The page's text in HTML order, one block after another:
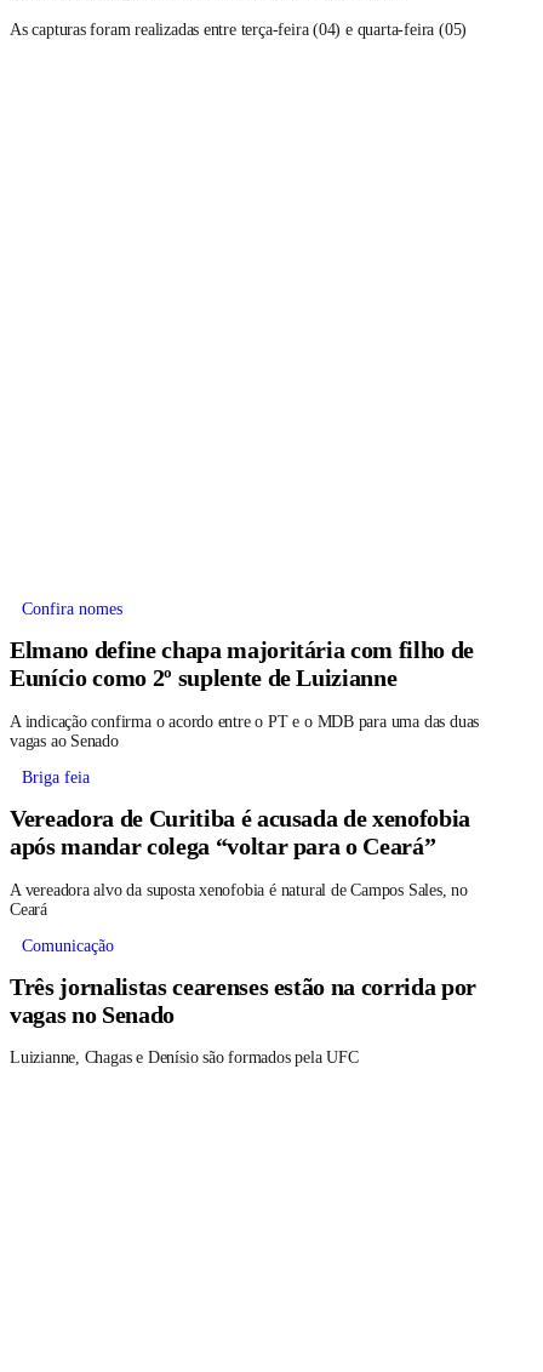
As capturas foram realizadas entre terça-feira (04) e quarta-feira (05)
Confira nomes
Elmano define chapa majoritária com filho de
Eunício como 2º suplente de Luizianne
A indicação confirma o acordo entre o PT e o MDB para uma das duas
vagas ao Senado
Briga feia
Vereadora de Curitiba é acusada de xenofobia
após mandar colega “voltar para o Ceará”
A vereadora alvo da suposta xenofobia é natural de Campos Sales, no
Ceará
Comunicação
Três jornalistas cearenses estão na corrida por
vagas no Senado
Luizianne, Chagas e Denísio são formados pela UFC